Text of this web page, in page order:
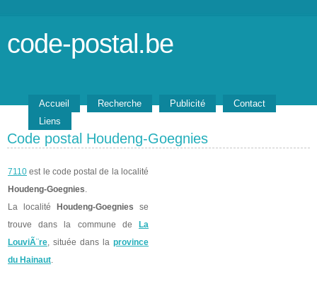
code-postal.be
Accueil Recherche Publicité
Contact
Liens
Code postal Houdeng-Goegnies
7110 est le code postal de la localité
Houdeng-Goegnies.
La localité
Houdeng-Goegnies se
trouve dans la commune de
La
LouviÃ¨re, située dans la province
du Hainaut.